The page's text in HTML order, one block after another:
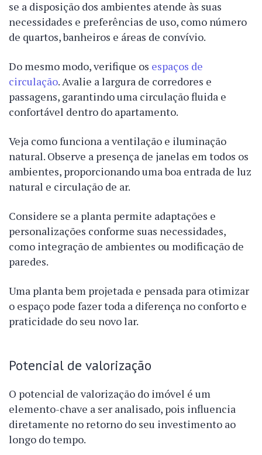
se a disposição dos ambientes atende às suas
necessidades e preferências de uso, como número
de quartos, banheiros e áreas de convívio.
Do mesmo modo, verifique os espaços de
circulação. Avalie a largura de corredores e
passagens, garantindo uma circulação fluida e
confortável dentro do apartamento.
Veja como funciona a ventilação e iluminação
natural. Observe a presença de janelas em todos os
ambientes, proporcionando uma boa entrada de luz
natural e circulação de ar.
Considere se a planta permite adaptações e
personalizações conforme suas necessidades,
como integração de ambientes ou modificação de
paredes.
Uma planta bem projetada e pensada para otimizar
o espaço pode fazer toda a diferença no conforto e
praticidade do seu novo lar.
Potencial de valorização
O potencial de valorização do imóvel é um
elemento-chave a ser analisado, pois influencia
diretamente no retorno do seu investimento ao
longo do tempo.